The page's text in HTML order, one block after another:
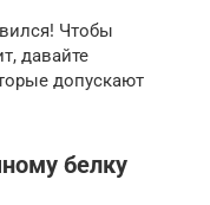
Чтобы
давайте
допускают
белку